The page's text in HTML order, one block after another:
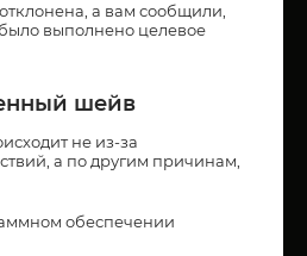
а вам сообщили,
выполнено целевое
шейв
не из-за
а по другим причинам,
обеспечении